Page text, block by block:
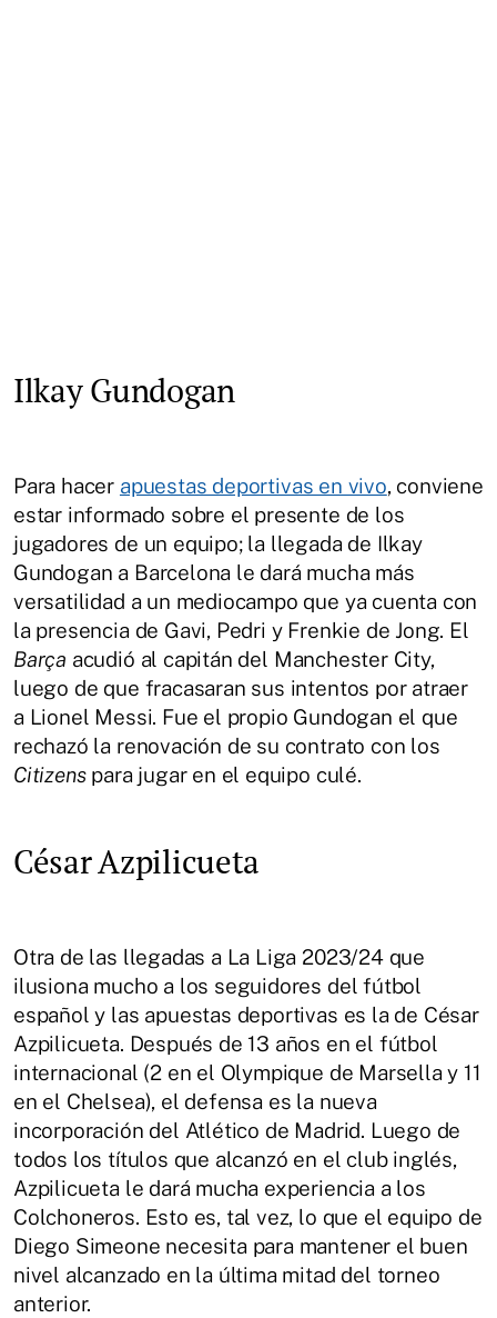
Ilkay Gundogan
Para hacer apuestas deportivas en vivo, conviene
estar informado sobre el presente de los
jugadores de un equipo; la llegada de Ilkay
Gundogan a Barcelona le dará mucha más
versatilidad a un mediocampo que ya cuenta con
la presencia de Gavi, Pedri y Frenkie de Jong. El
Barça acudió al capitán del Manchester City,
luego de que fracasaran sus intentos por atraer
a Lionel Messi. Fue el propio Gundogan el que
rechazó la renovación de su contrato con los
Citizenspara jugar en el equipo culé.
César Azpilicueta
Otra de las llegadas a La Liga 2023/24 que
ilusiona mucho a los seguidores del fútbol
español y las apuestas deportivas es la de César
Azpilicueta. Después de 13 años en el fútbol
internacional (2 en el Olympique de Marsella y 11
en el Chelsea), el defensa es la nueva
incorporación del Atlético de Madrid. Luego de
todos los títulos que alcanzó en el club inglés,
Azpilicueta le dará mucha experiencia a los
Colchoneros. Esto es, tal vez, lo que el equipo de
Diego Simeone necesita para mantener el buen
nivel alcanzado en la última mitad del torneo
anterior.